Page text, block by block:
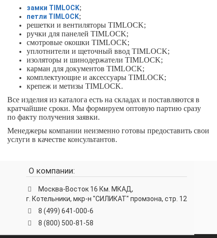
замки TIMLOCK;
петли TIMLOCK;
решетки и вентиляторы TIMLOCK;
ручки для панелей TIMLOCK;
смотровые окошки TIMLOCK;
уплотнители и щеточный ввод TIMLOCK;
изоляторы и шинодержатели TIMLOCK;
карман для документов TIMLOCK;
комплектующие и аксессуары TIMLOCK;
крепеж и метизы TIMLOCK.
Все изделия из каталога есть на складах и поставляются в
кратчайшие сроки. Мы формируем оптовую партию сразу
по факту получения заявки.
Менеджеры компании неизменно готовы предоставить свои
услуги в качестве консультантов.
О компании:
Москва-Восток 16 Км. МКАД,
г. Котельники, мкр-н "СИЛИКАТ" промзона, стр. 12
8 (499) 641-000-6
8 (800) 500-81-58